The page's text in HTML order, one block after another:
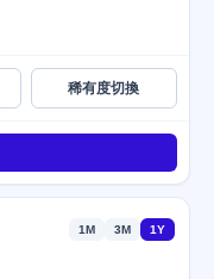
稀有度切換
1M 3M 1Y